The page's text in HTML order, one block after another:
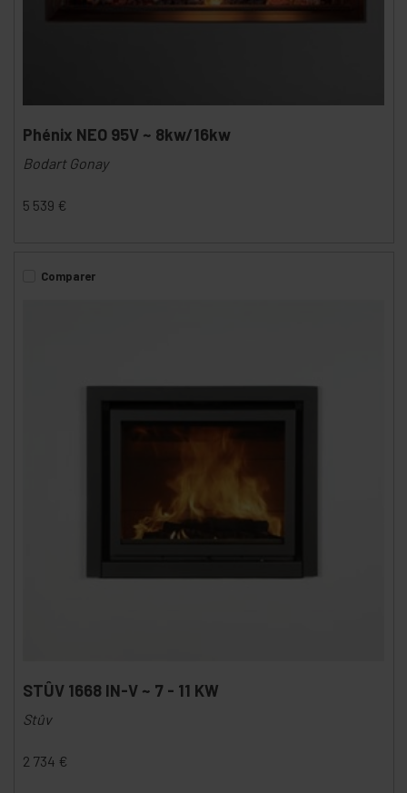
Phénix NEO 95V ~ 8kw/16kw
Bodart Gonay
5 539 €
Comparer
STÛV 1668 IN-V ~ 7 - 11 KW
Stûv
2 734 €